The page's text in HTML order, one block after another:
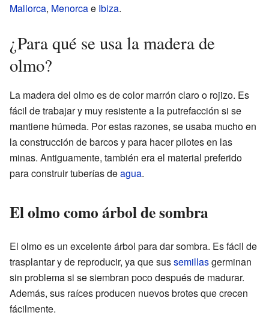
Mallorca, Menorcae Ibiza.
¿Para qué se usa la madera de
olmo?
La madera del olmo es de color marrón claro o rojizo. Es
fácil de trabajar y muy resistente a la putrefacción si se
mantiene húmeda. Por estas razones, se usaba mucho en
la construcción de barcos y para hacer pilotes en las
minas. Antiguamente, también era el material preferido
para construir tuberías deagua.
El olmo como árbol de sombra
El olmo es un excelente árbol para dar sombra. Es fácil de
trasplantar y de reproducir, ya que sussemillasgerminan
sin problema si se siembran poco después de madurar.
Además, sus raíces producen nuevos brotes que crecen
fácilmente.